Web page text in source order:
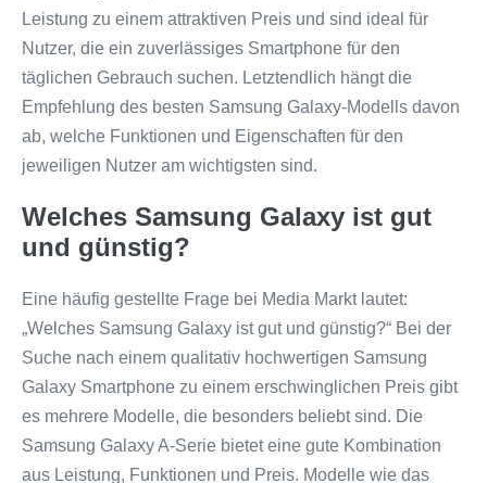
Leistung zu einem attraktiven Preis und sind ideal für
Nutzer, die ein zuverlässiges Smartphone für den
täglichen Gebrauch suchen. Letztendlich hängt die
Empfehlung des besten Samsung Galaxy-Modells davon
ab, welche Funktionen und Eigenschaften für den
jeweiligen Nutzer am wichtigsten sind.
Welches Samsung Galaxy ist gut
und günstig?
Eine häufig gestellte Frage bei Media Markt lautet:
„Welches Samsung Galaxy ist gut und günstig?“ Bei der
Suche nach einem qualitativ hochwertigen Samsung
Galaxy Smartphone zu einem erschwinglichen Preis gibt
es mehrere Modelle, die besonders beliebt sind. Die
Samsung Galaxy A-Serie bietet eine gute Kombination
aus Leistung, Funktionen und Preis. Modelle wie das